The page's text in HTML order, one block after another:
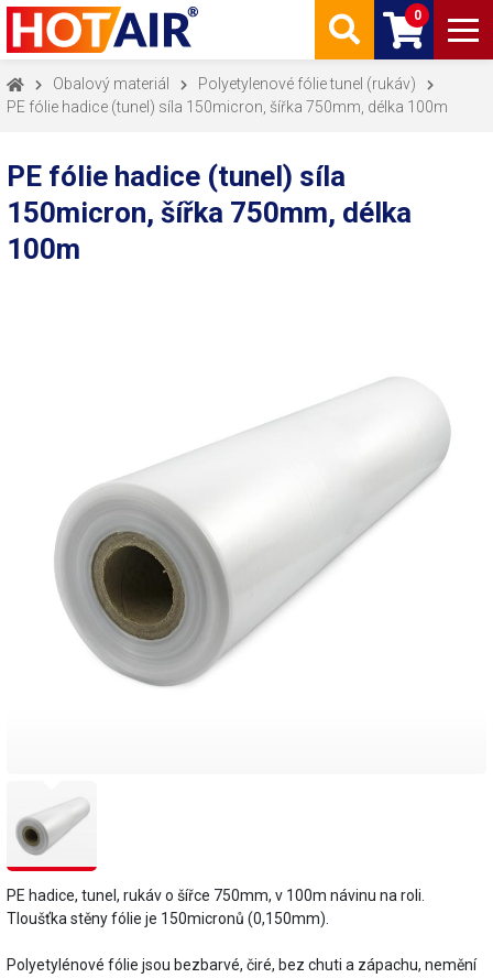
0
Obalový materiál
Polyetylenové fólie tunel (rukáv)
PE fólie hadice (tunel) síla 150micron, šířka 750mm, délka 100m
PE fólie hadice (tunel) síla
150micron, šířka 750mm, délka
100m
PE hadice, tunel, rukáv o šířce 750mm, v 100m návinu na roli.
Tloušťka stěny fólie je 150micronů (0,150mm).
​Polyetylénové fólie jsou bezbarvé, čiré, bez chuti a zápachu, nemění